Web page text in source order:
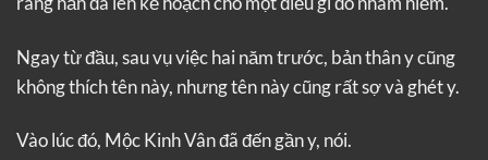
Ngay từ đầu, sau vụ việc hai năm trước, bản thân y cũng
không thích tên này, nhưng tên này cũng rất sợ và ghét y.
Vào lúc đó, Mộc Kinh Vân đã đến gần y, nói.